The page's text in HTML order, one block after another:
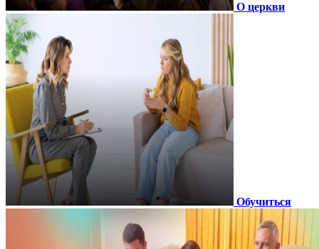
О церкви
Обучиться